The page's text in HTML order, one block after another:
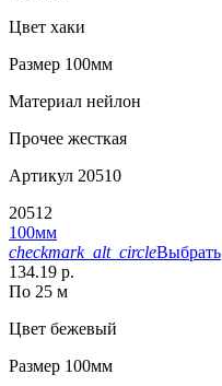
Цвет хаки
Размер 100мм
Материал нейлон
Прочее жесткая
Артикул 20510
20512
100мм
checkmark_alt_circleВыбрать
134.19 р.
По 25 м
Цвет бежевый
Размер 100мм